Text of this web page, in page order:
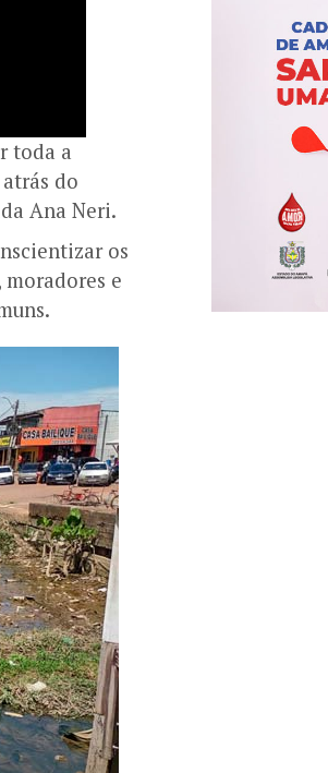
toda a
do
Ana Neri.
os
e